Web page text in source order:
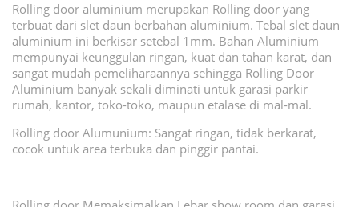
Rolling door aluminium merupakan Rolling door yang
terbuat dari slet daun berbahan aluminium. Tebal slet daun
aluminium ini berkisar setebal 1mm. Bahan Aluminium
mempunyai keunggulan ringan, kuat dan tahan karat, dan
sangat mudah pemeliharaannya sehingga Rolling Door
Aluminium banyak sekali diminati untuk garasi parkir
rumah, kantor, toko-toko, maupun etalase di mal-mal.
Rolling door Alumunium: Sangat ringan, tidak berkarat,
cocok untuk area terbuka dan pinggir pantai.